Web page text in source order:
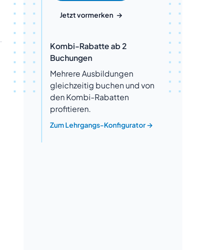
Jetzt vormerken →
Kombi-Rabatte ab 2
Buchungen
Mehrere Ausbildungen
gleichzeitig buchen und von
den Kombi-Rabatten
profitieren.
Zum Lehrgangs-Konfigurator→